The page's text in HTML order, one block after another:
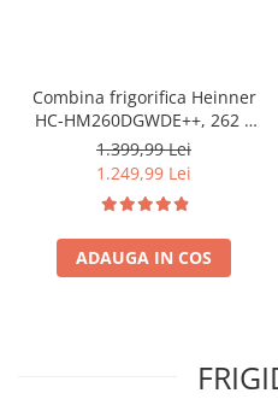
Combina frigorifica Heinner
HC-HM260DGWDE++, 262 l,
Clasa E, Dozator de apa,
Control electronic cu
termostat ajustabil, Lumina
LED, 3 rafturi din sticla
frigider, 3 sertare
congelator, Usa reversibila
1.399,99 Lei
1.249,99 Lei
ADAUGA IN COS